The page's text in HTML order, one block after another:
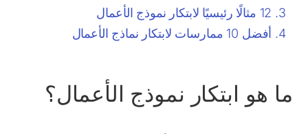
12 مثالًا رئيسيًا لابتكار نموذج الأعمال
أفضل 10 ممارسات لابتكار نماذج الأعمال
ما هو ابتكار نموذج الأعمال؟